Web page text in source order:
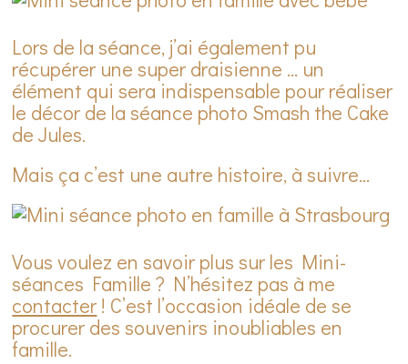
Lors de la séance, j’ai également pu
récupérer une super draisienne … un
élément qui sera indispensable pour réaliser
le décor de la séance photo Smash the Cake
de Jules.
Mais ça c’est une autre histoire, à suivre…
Vous voulez en savoir plus sur les Mini-
séances Famille ? N’hésitez pas à me
contacter ! C’est l’occasion idéale de se
procurer des souvenirs inoubliables en
famille.